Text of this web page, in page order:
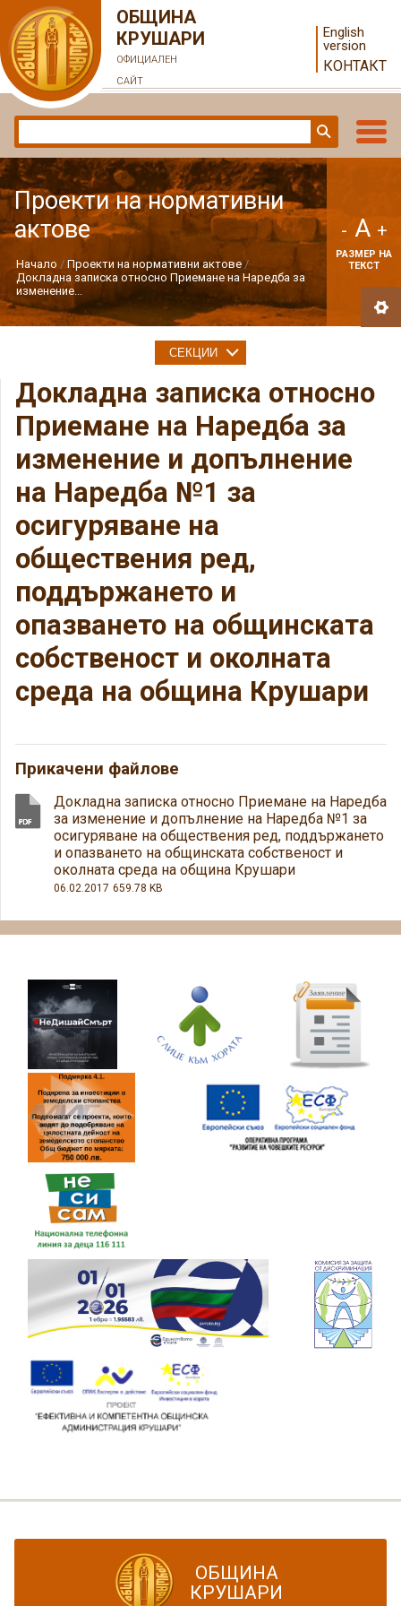
ОБЩИНА
КРУШАРИ
ОФИЦИАЛЕН
САЙТ
English
version
КОНТАКТ
Проекти на нормативни
актове
Начало
Проекти на нормативни актове
Докладна записка относно Приемане на Наредба за
изменение...
- A +
РАЗМЕР НА
ТЕКСТ
Докладна записка относно
Приемане на Наредба за
изменение и допълнение
на Наредба №1 за
осигуряване на
обществения ред,
поддържането и
опазването на общинската
собственост и околната
среда на община Крушари
Прикачени файлове
Докладна записка относно Приемане на Наредба
за изменение и допълнение на Наредба №1 за
осигуряване на обществения ред, поддържането
и опазването на общинската собственост и
околната среда на община Крушари
06.02.2017 659.78 KB
СЕКЦИИ
ОБЩИНА
КРУШАРИ